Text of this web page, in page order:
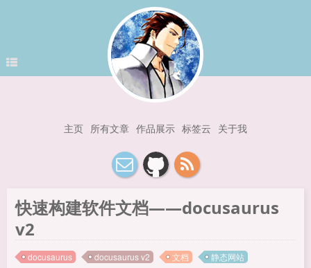
主页 所有文章 作品展示 标签云 关于我
快速构建软件文档——docusaurus
v2
docusaurus docusaurus v2 文档 静态网站